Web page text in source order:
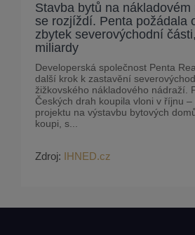
Stavba bytů na
se rozjíždí. Penta požádala
zbytek severovýchodní
miliardy
Developerská společnost Penta
další krok k zastavění
žižkovského nákladového nádraží.
Českých drah koupila vloni v říjnu
projektu na výstavbu bytových
koupi, s...
Zdroj: IHNED.cz